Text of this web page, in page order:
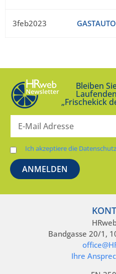
3feb2023
Bleiben
„Frischekick
Ich akzeptiere die
Bandgasse 20/1,
Ihre